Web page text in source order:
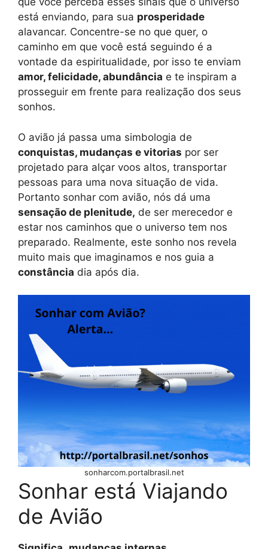
está enviando, para sua prosperidade
alavancar. Concentre-se no que quer, o
caminho em que você está seguindo é a
vontade da espiritualidade, por isso te enviam
amor, felicidade, abundância e te inspiram a
prosseguir em frente para realização dos seus
sonhos.
O avião já passa uma simbologia de
conquistas, mudanças e vitorias por ser
projetado para alçar voos altos, transportar
pessoas para uma nova situação de vida.
Portanto sonhar com avião, nós dá uma
sensação de plenitude, de ser merecedor e
estar nos caminhos que o universo tem nos
preparado. Realmente, este sonho nos revela
muito mais que imaginamos e nos guia a
constância dia após dia.
sonharcom.portalbrasil.net
Sonhar está Viajando
de Avião